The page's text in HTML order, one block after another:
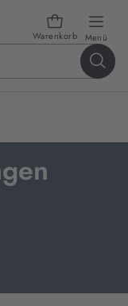
Warenkorb Menü